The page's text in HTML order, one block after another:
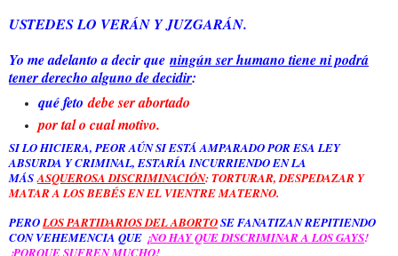
USTEDES LO VERÁN Y JUZGARÁN.
Yo me adelanto a decir que ningún ser humano tiene ni podrá
tener derecho alguno de decidir:
qué fetodebe ser abortado
por tal o cual motivo.
SI LO HICIERA, PEOR AÚN SI ESTÁ AMPARADO POR ESA LEY
ABSURDA Y CRIMINAL, ESTARÍA INCURRIENDO EN LA
MÁS ASQUEROSA DISCRIMINACIÓN:TORTURAR, DESPEDAZAR Y
MATARA LOS BEBÉS EN EL VIENTRE MATERNO.
PEROLOS PARTIDARIOS DEL ABORTOSE FANATIZAN REPITIENDO
CON VEHEMENCIA QUE ¡NO HAY QUE DISCRIMINAR A LOS GAYS!
¡PORQUE SUFREN MUCHO!